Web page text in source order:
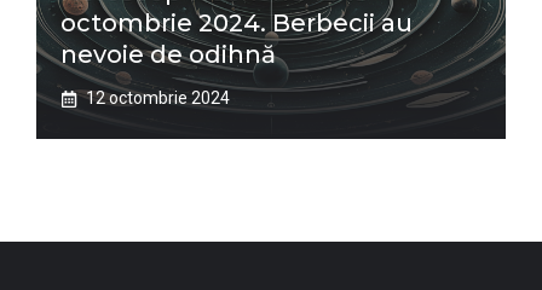
octombrie 2024. Berbecii au
nevoie de odihnă
12 octombrie 2024